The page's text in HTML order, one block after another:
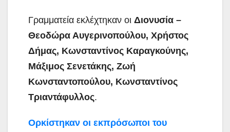
Γραμματεία εκλέχτηκαν οι Διονυσία –
Θεοδώρα Αυγερινοπούλου, Χρήστος
Δήμας, Κωνσταντίνος Καραγκούνης,
Μάξιμος Σενετάκης, Ζωή
Κωνσταντοπούλου, Κωνσταντίνος
Τριαντάφυλλος.
Ορκίστηκαν οι εκπρόσωποι του